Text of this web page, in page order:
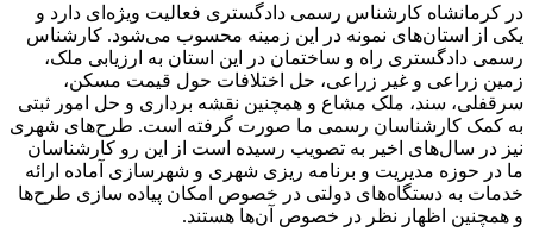
در کرمانشاه کارشناس رسمی دادگستری فعالیت ویژه‌ای دارد و
یکی از استان‌های نمونه در این زمینه محسوب می‌شود. کارشناس
رسمی دادگستری راه و ساختمان در این استان به ارزیابی ملک،
زمین زراعی و غیر زراعی، حل اختلافات حول قیمت مسکن،
سرقفلی، سند، ملک مشاع و همچنین نقشه برداری و حل امور ثبتی
به کمک کارشناسان رسمی ما صورت گرفته است. طرح‌های شهری
نیز در سال‌های اخیر به تصویب رسیده است از این رو کارشناسان
ما در حوزه مدیریت و برنامه ریزی شهری و شهرسازی آماده ارائه
خدمات به دستگاه‌های دولتی در خصوص امکان پیاده سازی طرح‌ها
و همچنین اظهار نظر در خصوص آن‌ها هستند.